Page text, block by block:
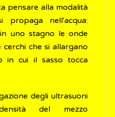
pensare alla modalità
propaga nell'acqua:
uno stagno le onde
cerchi che si allargano
in cui il sasso tocca
degli ultrasuoni
del mezzo